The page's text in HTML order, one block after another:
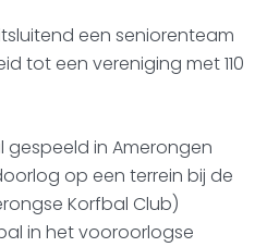
een seniorenteam
tot een vereniging met 110
gespeeld in Amerongen
op een terrein bij de
Korfbal Club)
in het vooroorlogse